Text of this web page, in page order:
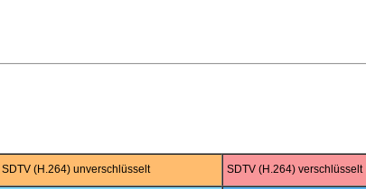
SDTV (H.264) unverschlüsselt SDTV (H.264) verschlüsselt